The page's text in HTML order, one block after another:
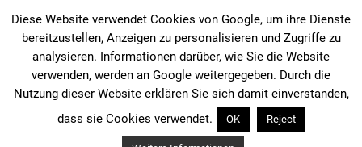
Inhalt
springen
Diese Website verwendet Cookies von Google, um ihre Dienste
bereitzustellen, Anzeigen zu personalisieren und Zugriffe zu
analysieren. Informationen darüber, wie Sie die Website
verwenden, werden an Google weitergegeben. Durch die
Nutzung dieser Website erklären Sie sich damit einverstanden,
dass sie Cookies verwendet.
OK Reject